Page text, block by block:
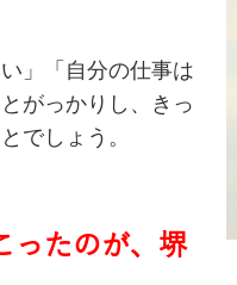
」「自分の仕事は
がっかりし、きっ
でしょう。
ったのが、堺